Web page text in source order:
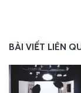
BÀI VIẾT LIÊN